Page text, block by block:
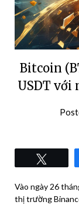
Bitcoin
USDT với
Vào ngày 26
thị trường